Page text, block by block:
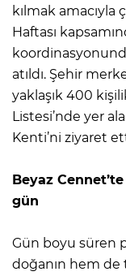
kılmak amacıyla
Haftası
atıldı. Şehir
yaklaşık 400
Listesi’nde yer
Kenti’ni ziyaret
Beyaz
gün
Gün boyu süren
doğanın hem de